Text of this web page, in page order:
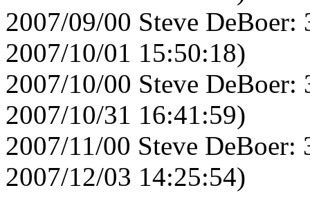
2007/09/00 Steve
2007/10/01 15:50:18)
2007/10/00 Steve
2007/10/31 16:41:59)
2007/11/00 Steve
2007/12/03 14:25:54)